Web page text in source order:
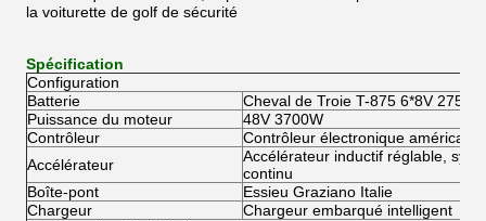
la voiturette de golf de sécurité
Spécification
Configuration
Batterie
Cheval de Troie T-875 6*8V 275AH
Puissance du moteur
48V 3700W
Contrôleur
Contrôleur électronique américain
Accélérateur
Accélérateur inductif réglable,
continu
Boîte-pont
Essieu Graziano Italie
Chargeur
Chargeur embarqué intelligent